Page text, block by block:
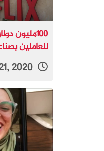
100مليون
للعاملين